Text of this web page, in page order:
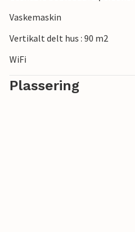
Vaskemaskin
Vertikalt delt hus : 90 m2
WiFi
Plassering